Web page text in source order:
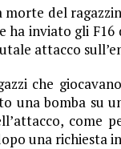
morte del
ha inviato gli
attacco
che
una bomba su
come
una richiesta